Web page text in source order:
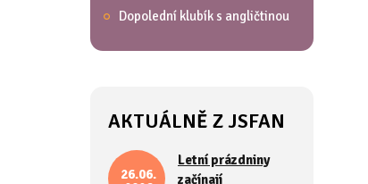
Dopolední klubík s angličtinou
AKTUÁLNĚ Z JSFAN
26.06.
Letní prázdniny
začínají